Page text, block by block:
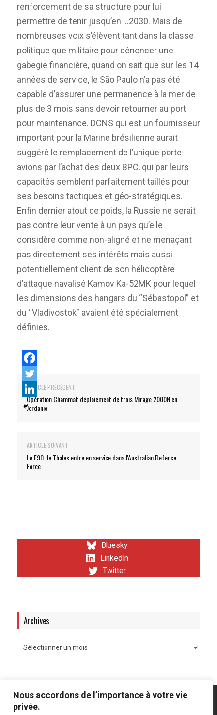
Nous accordons de l’importance à votre vie
privée.
renforcement de sa structure pour lui
permettre de tenir jusqu’en …2030. Mais de
nombreuses voix s’élèvent tant dans la classe
politique que militaire pour dénoncer une
gabegie financière, quand on sait que sur les 14
années de service, le São Paulo n’a pas été
capable d’assurer une permanence à la mer de
plus de 3 mois sans devoir retourner au port
pour maintenance. DCNS qui est un fournisseur
important pour la Marine brésilienne aurait
suggéré le remplacement de l’unique porte-
avions par l’achat des deux BPC, qui par leurs
capacités semblent parfaitement taillés pour
ses besoins tactiques et géo-stratégiques.
Enfin dernier atout de poids, la Russie ne serait
pas contre leur vente à un pays qu’elle
considère comme non-aligné et ne menaçant
pas directement ses intérêts mais aussi
potentiellement client de son hélicoptère
d’attaque navalisé Kamov Ka-52MK pour lequel
les dimensions des hangars du “Sébastopol” et
du “Vladivostok” avaient été spécialement
définies.
ARTICLE PRÉCÉDENT
Opération Chammal: déploiement de trois Mirage 2000N en
Jordanie
ARTICLE SUIVANT
Le F90 de Thales entre en service dans l'Australian Defence
Force
Bluesky
LinkedIn
Twitter
Archives